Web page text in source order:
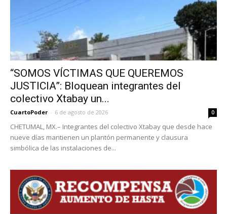
“SOMOS VÍCTIMAS QUE QUEREMOS
JUSTICIA”: Bloquean integrantes del
colectivo Xtabay un...
CuartoPoder - 6 de agosto de 2026 0
CHETUMAL, MX.– Integrantes del colectivo Xtabay que desde hace
nueve días mantienen un plantón permanente y clausura
simbólica de las instalaciones de...